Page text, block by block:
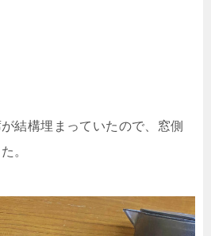
結構埋まっていたので、窓側
。